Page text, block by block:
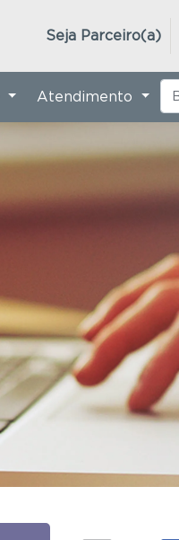
Seja Parceiro(a)
Atendimento